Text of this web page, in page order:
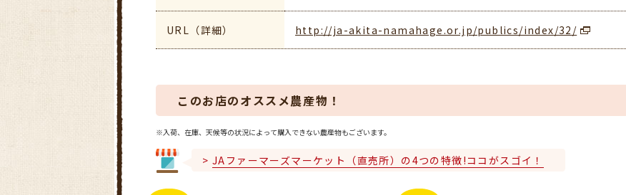
URL（詳細） http://ja-akita-namahage.or.jp/publics/index/32/
このお店のオススメ農産物！
※入荷、在庫、天候等の状況によって購入できない農産物もございます。
JAファーマーズマーケット（直売所）の4つの特徴!ココがスゴイ！